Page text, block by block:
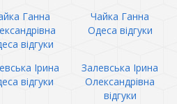
Ганна
відгуки
Чайка Ганна
Одеса відгуки
Ірина
відгуки
Залевська Ірина
Олександрівна
відгуки